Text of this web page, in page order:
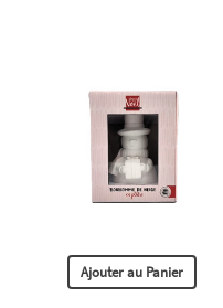
Ajouter au Panier